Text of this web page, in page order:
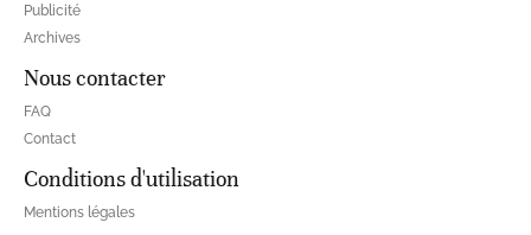
Publicité
Archives
Nous contacter
FAQ
Contact
Conditions d'utilisation
Mentions légales